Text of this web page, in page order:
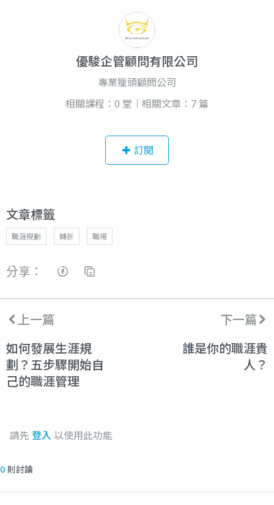
優駿企管顧問有限公司
專業獵頭顧問公司
相關課程：0 堂｜相關文章：7 篇
訂閱
文章標籤
職涯規劃 轉折 職場
分享：
上一篇
如何發展生涯規
劃？五步驟開始自
己的職涯管理
下一篇
誰是你的職涯貴
人？
請先 登入 以使用此功能
0 則討論